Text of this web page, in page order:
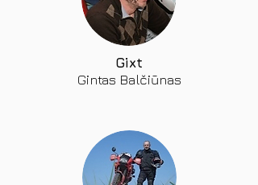
Gixt
Gintas Balčiūnas